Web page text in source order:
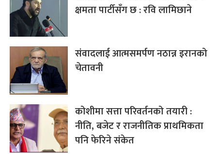
क्षमता पार्टीसँग छ : रवि लामिछाने
संवादलाई आत्मसमर्पण नठान्न इरानको
चेतावनी
कोशीमा सत्ता परिवर्तनको तयारी :
नीति, बजेट र राजनीतिक प्राथमिकता
पनि फेरिने संकेत